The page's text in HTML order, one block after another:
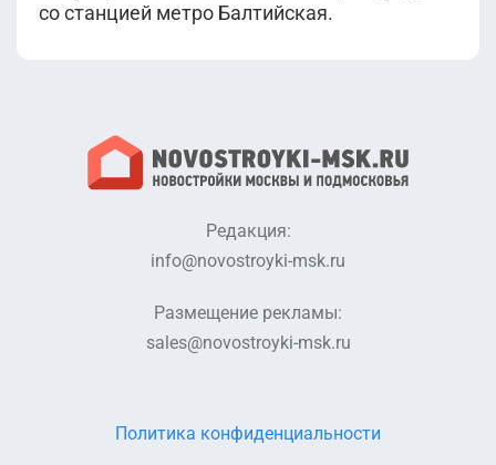
со станцией метро Балтийская.
Редакция:
info@novostroyki-msk.ru
Размещение рекламы:
sales@novostroyki-msk.ru
Политика конфиденциальности